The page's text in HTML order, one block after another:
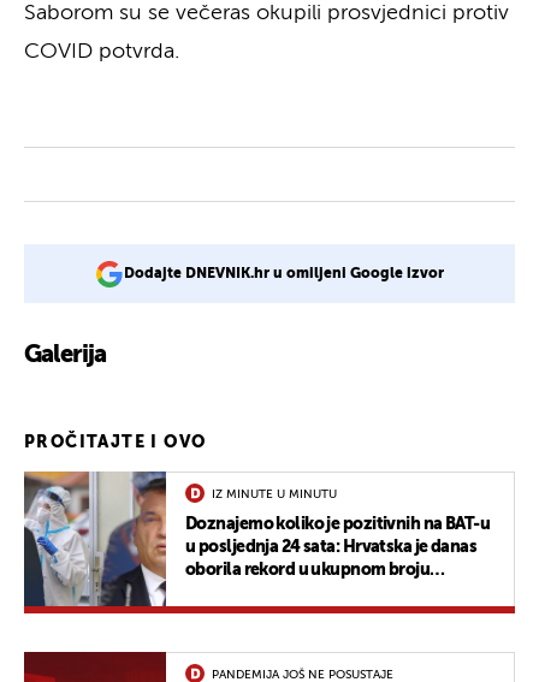
Saborom su se večeras okupili prosvjednici protiv
COVID potvrda.
Dodajte DNEVNIK.hr u omiljeni Google izvor
Galerija
PROČITAJTE I OVO
IZ MINUTE U MINUTU
Doznajemo koliko je pozitivnih na BAT-u
u posljednja 24 sata: Hrvatska je danas
oborila rekord u ukupnom broju
PANDEMIJA JOŠ NE POSUSTAJE